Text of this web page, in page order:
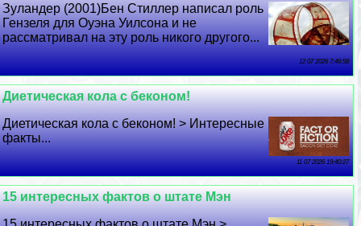
Зуландер (2001)Бен Стиллер написал роль
Гензеля для Оуэна Уилсона и не
рассматривал на эту роль никого другого...
12 07 2026 7:46:58
Диетическая кола с беконом!
Диетическая кола с беконом! > Интересные
факты...
11 07 2026 19:40:27
15 интересных фактов о штате Мэн